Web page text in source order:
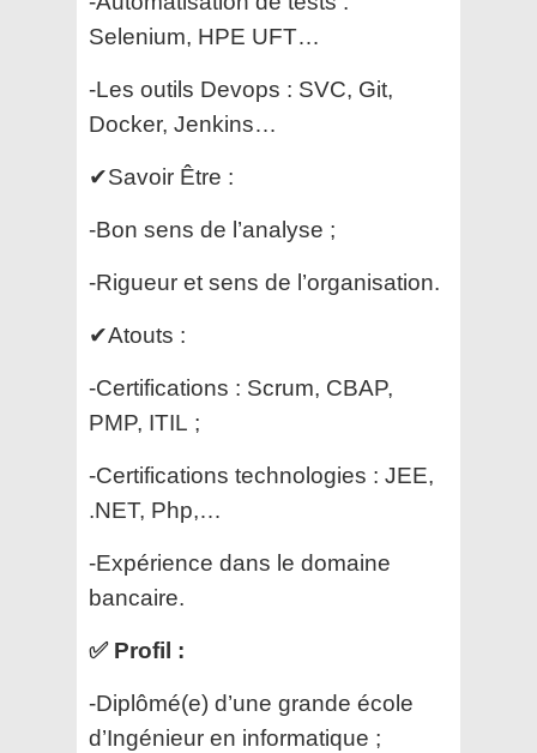
Selenium, HPE UFT…
-Les outils Devops : SVC, Git,
Docker, Jenkins…
✔Savoir Être :
-Bon sens de l’analyse ;
-Rigueur et sens de l’organisation.
✔Atouts :
-Certifications : Scrum, CBAP,
PMP, ITIL ;
-Certifications technologies : JEE,
.NET, Php,…
-Expérience dans le domaine
bancaire.
✅ Profil :
-Diplômé(e) d’une grande école
d’Ingénieur en informatique ;